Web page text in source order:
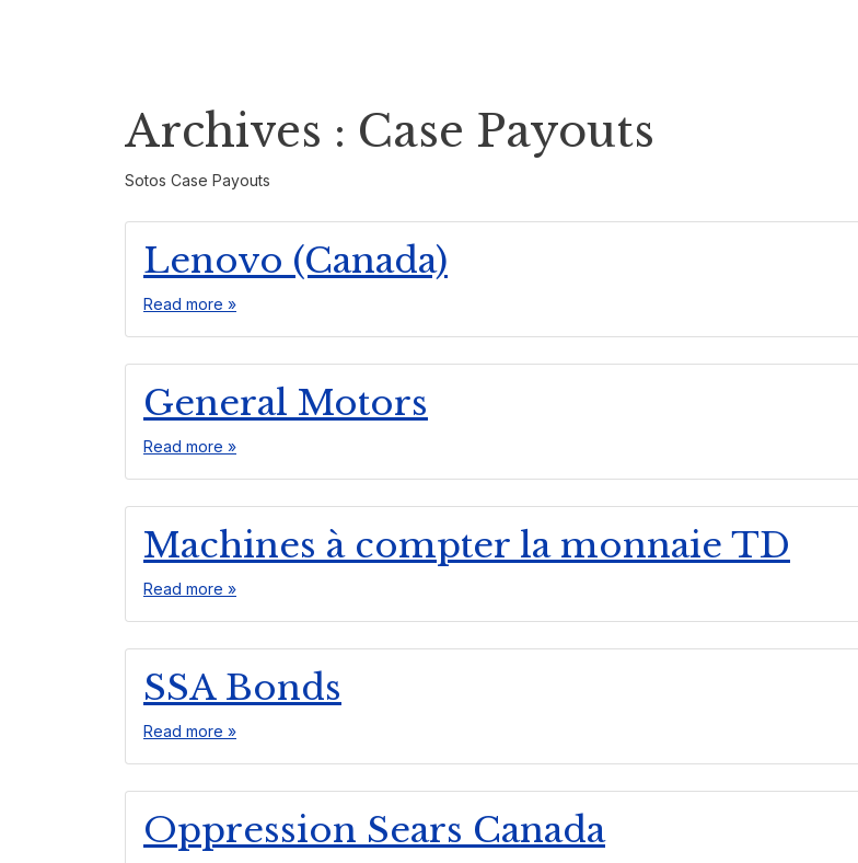
Archives : Case Payouts
Sotos Case Payouts
Lenovo (Canada)
Read more »
General Motors
Read more »
Machines à compter la monnaie TD
Read more »
SSA Bonds
Read more »
Oppression Sears Canada